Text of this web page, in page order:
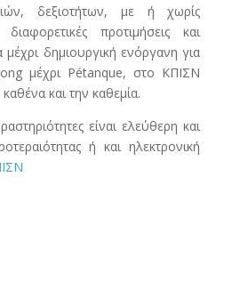
δεξιοτήτων, με ή χωρίς
προτιμήσεις και
δημιουργική ενόργανη για
μέχρι Pétanque, στο ΚΠΙΣΝ
και την καθεμία.
είναι ελεύθερη και
ή και ηλεκτρονική